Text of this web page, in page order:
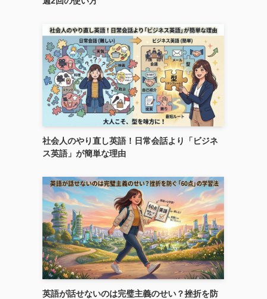
社会人のやり直し英語！日常会話より「ビジネ
ス英語」が簡単な理由
英語が話せないのは完璧主義のせい？挫折を防